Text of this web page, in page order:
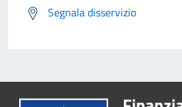
Segnala disservizio